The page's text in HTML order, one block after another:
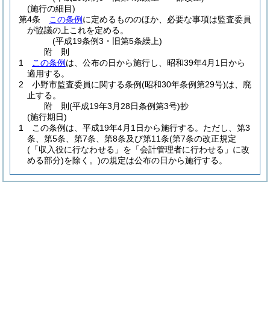
(施行の細目)
第4条
この条例 に定めるもののほか、必要な事項は監査委員
が協議の上これを定める。
(平成19条例3・旧第5条繰上)
附 則
1
この条例 は、公布の日から施行し、昭和39年4月1日から
適用する。
2
小野市監査委員に関する条例(昭和30年条例第29号)は、廃
止する。
附 則(平成19年3月28日条例第3号)抄
(施行期日)
1
この条例は、平成19年4月1日から施行する。 ただし、第3
条、第5条、第7条、第8条及び第11条(第7条の改正規定
(「収入役に行なわせる」を「会計管理者に行わせる」に改
める部分)を除く。)の規定は公布の日から施行する。